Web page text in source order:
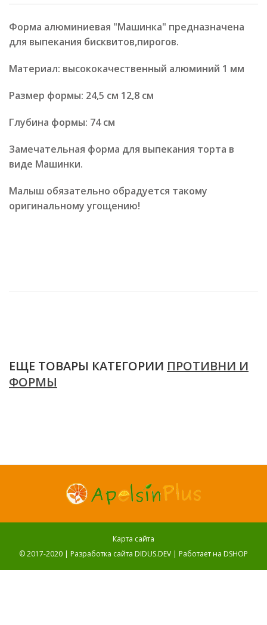
Форма алюминиевая "Машинка" предназначена
для выпекания бисквитов,пирогов.
Материал: высококачественный алюминий 1 мм
Размер формы: 24,5 см 12,8 см
Глубина формы: 74 см
Замечательная форма для выпекания торта в
виде Машинки.
Малыш обязательно обрадуется такому
оригинальному угощению!
ЕЩЕ ТОВАРЫ КАТЕГОРИИ ПРОТИВНИ И
ФОРМЫ
Карта сайта
© 2017-2020 | Разработка сайта DIDUS.DEV | Работает на DSHOP